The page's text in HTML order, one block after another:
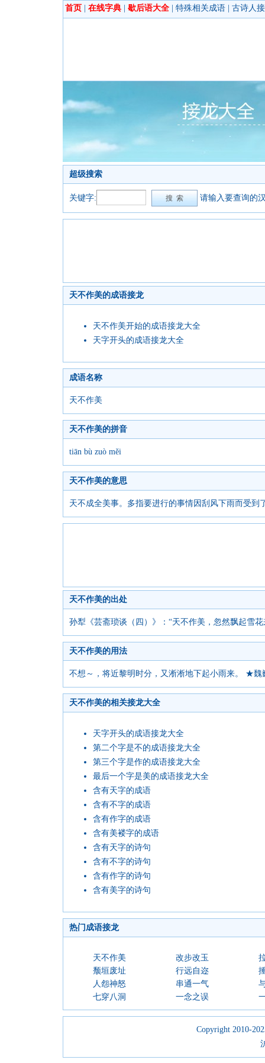
首页 在线字典 歇后语大全 特殊相关成语 古诗人
超级搜索
关键字: 请输入要查询的
天不作美的成语接龙
天不作美开始的成语接龙大全
天字开头的成语接龙大全
成语名称
天不作美
天不作美的拼音
tiān bù zuò měi
天不作美的意思
天不成全美事。多指要进行的事情因刮风下雨而受到
天不作美的出处
孙犁《芸斋琐谈（四）》：“天不作美，忽然飘起雪花
天不作美的用法
不想～，将近黎明时分，又淅淅地下起小雨来。 ★魏
天不作美的相关接龙大全
天字开头的成语接龙大全
第二个字是不的成语接龙大全
第三个字是作的成语接龙大全
最后一个字是美的成语接龙大全
含有天字的成语
含有不字的成语
含有作字的成语
含有美褛字的成语
含有天字的诗句
含有不字的诗句
含有作字的诗句
含有美字的诗句
热门成语接龙
天不作美 改步改玉
颓垣废址
行远自迩
人怨神怒
串通一气
七穿八洞
一念之误
Copyright 2010-